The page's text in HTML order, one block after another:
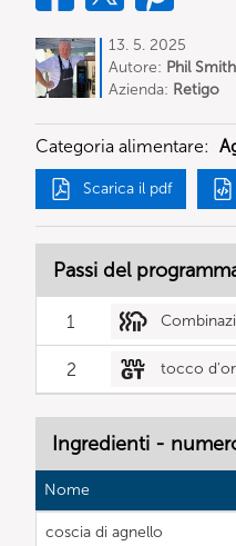
13. 5. 2025
Autore: Phil Smith
Azienda: Retigo
Categoria alimentare:
Scarica il pdf
Passi del
1
2 tocco
Ingredienti -
Nome
coscia di agnello